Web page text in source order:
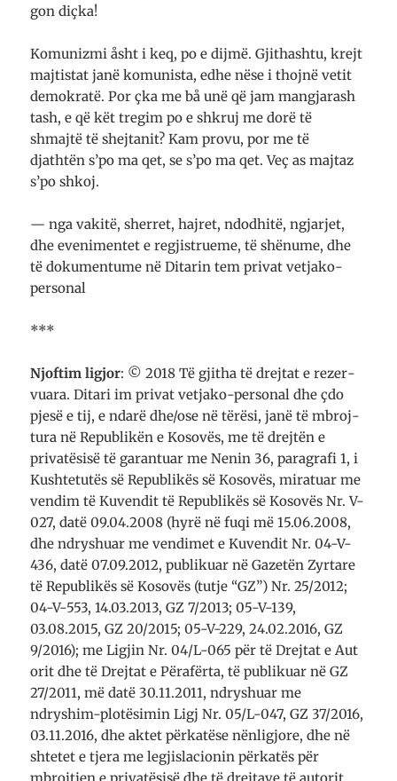
gon diçka!
Komunizmi åsht i keq, po e dijmë. Gjith­ashtu, krejt
majtistat janë ko­mu­ni­sta, edhe nëse i thoj­në vetit
demo­kratë. Por çka me bå unë që jam man­gja­rash
tash, e që kët tre­gim po e shkruj me dorë të
shmajtë të shej­tanit? Kam provu, por me të
djathtën s’po ma qet, se s’po ma qet. Veç as maj­taz
s’po shkoj.
— nga vakitë, sherret, haj­ret, ndodhitë, ngjar­jet,
dhe evenimentet e re­gjis­trueme, të shënume, dhe
të dokumentume në Di­tarin tem privat vetjako-
per­sonal
***
Njoftim ligjor: © 2018 Të gjitha të drejtat e re­zer­
vu­ara. Ditari im pri­vat vetjako-personal dhe çdo
pjesë e tij, e ndarë dhe/ose në tërësi, janë të mbroj­
tura në Repub­likën e Kosovës, me të drej­tën e
privatësisë të garan­tuar me Nenin 36, para­grafi 1, i
Kush­te­tutës së Repub­likës së Ko­so­vës, mi­ra­tuar me
ven­dim të Ku­ven­dit të Repub­li­kës së Kosovës Nr. V-
027, datë 09.04.2008 (hyrë në fuqi më 15.06.2008,
dhe ndry­shu­ar me ve­n­dimet e Ku­ven­dit Nr. 04-V-
436, datë 07.09.2012, pub­li­kuar në Ga­ze­tën Zyr­ta­re
të Re­pub­li­kës së Ko­so­vës (tut­je “GZ”) Nr. 25/2012;
04-V-553, 14.03.2013, GZ 7/2013; 05-V-139,
03.08.2015, GZ 20/2015; 05-V-229, 24.02.2016, GZ
9/2016); me Ligjin Nr. 04/L-065 për të Drejtat e Au­t
o­rit dhe të Drejtat e Për­afër­ta, të pub­likuar në GZ
27/2011, më datë 30.11.2011, ndryshuar me
ndryshim-plotësimin Ligj Nr. 05/L-047, GZ 37/2016,
03.11.2016, dhe aktet për­ka­tëse nën­li­gjo­re, dhe në
shte­tet e tjera me le­gjis­la­ci­onin për­katës për
mbrojtjen e pri­va­të­sisë dhe të drejtave të au­to­rit,